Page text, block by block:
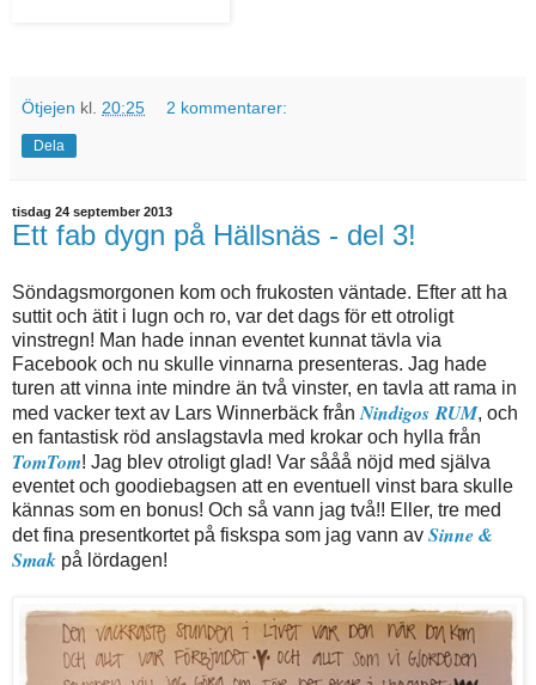
Ötjejen kl. 20:25 2 kommentarer:
Dela
tisdag 24 september 2013
Ett fab dygn på Hällsnäs - del 3!
Söndagsmorgonen kom och frukosten väntade. Efter att ha
suttit och ätit i lugn och ro, var det dags för ett otroligt
vinstregn! Man hade innan eventet kunnat tävla via
Facebook och nu skulle vinnarna presenteras. Jag hade
turen att vinna inte mindre än två vinster, en tavla att rama in
med vacker text av Lars Winnerbäck från Nindigos RUM, och
en fantastisk röd anslagstavla med krokar och hylla från
TomTom! Jag blev otroligt glad! Var sååå nöjd med själva
eventet och goodiebagsen att en eventuell vinst bara skulle
kännas som en bonus! Och så vann jag två!! Eller, tre med
det fina presentkortet på fiskspa som jag vann av Sinne &
Smak på lördagen!